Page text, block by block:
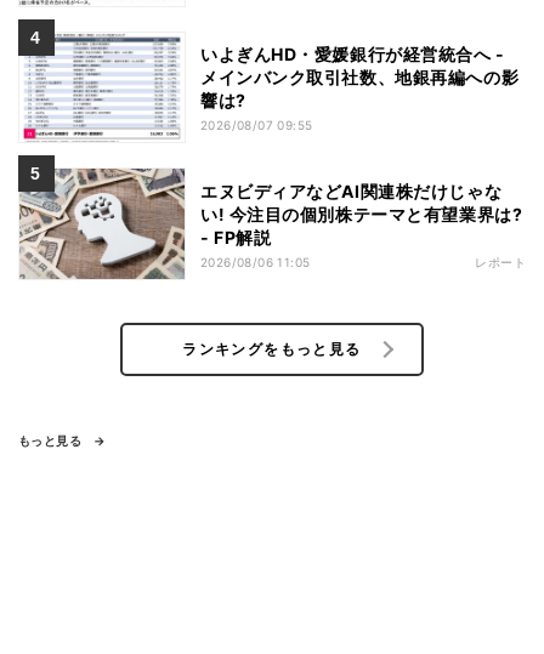
いよぎんHD・愛媛銀行が経営統合へ -
メインバンク取引社数、地銀再編への影
響は?
2026/08/07 09:55
エヌビディアなどAI関連株だけじゃな
い! 今注目の個別株テーマと有望業界は?
- FP解説
2026/08/06 11:05 レポート
ランキングをもっと見る
もっと見る